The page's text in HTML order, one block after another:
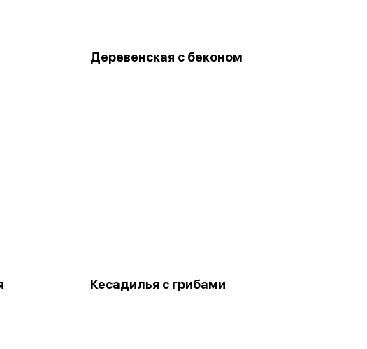
Деревенская с беконом
Кесадилья с грибами